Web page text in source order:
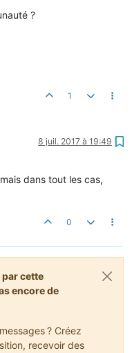
?
1
8 juil. 2017 à 19:49
dans tout les cas,
0
cette
encore de
? Créez
recevoir des